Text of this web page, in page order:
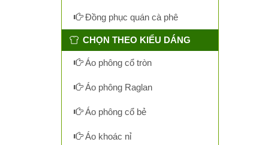
Đồng phục quán cà phê
CHỌN THEO KIỂU DÁNG
Áo phông cổ tròn
Áo phông Raglan
Áo phông cổ bẻ
Áo khoác nỉ